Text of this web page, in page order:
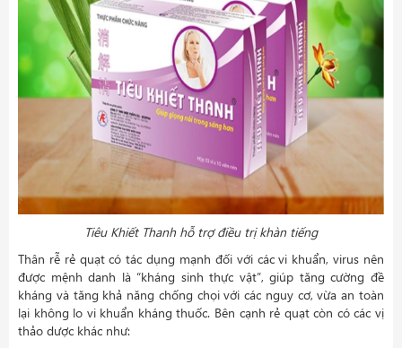
Tiêu Khiết Thanh hỗ trợ điều trị khàn tiếng
Thân rễ rẻ quạt có tác dụng mạnh đối với các vi khuẩn, virus nên
được mệnh danh là “kháng sinh thực vật”, giúp tăng cường đề
kháng và tăng khả năng chống chọi với các nguy cơ, vừa an toàn
lại không lo vi khuẩn kháng thuốc. Bên cạnh rẻ quạt còn có các vị
thảo dược khác như: